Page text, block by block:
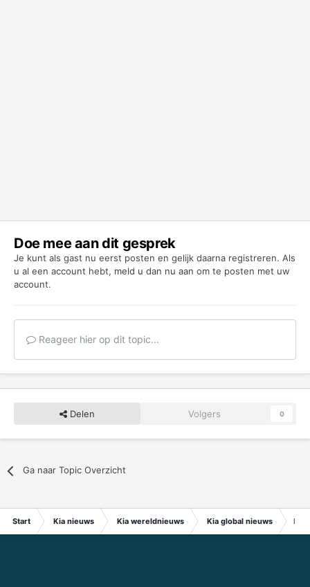
Doe mee aan dit gesprek
Je kunt als gast nu eerst posten en gelijk daarna registreren. Als
u al een account hebt, meld u dan nu aan om te posten met uw
account.
Reageer hier op dit topic...
Delen Volgers 0
Ga naar Topic Overzicht
Start Kia nieuws Kia wereldnieuws Kia global nieuws